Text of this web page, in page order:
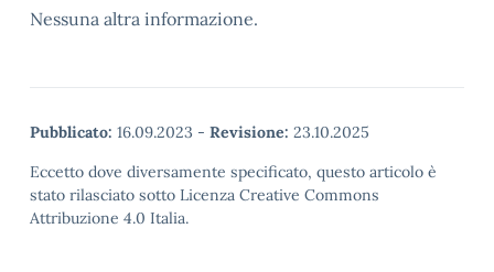
Nessuna altra informazione.
Pubblicato: 16.09.2023 - Revisione: 23.10.2025
Eccetto dove diversamente specificato, questo articolo è
stato rilasciato sotto Licenza Creative Commons
Attribuzione 4.0 Italia.